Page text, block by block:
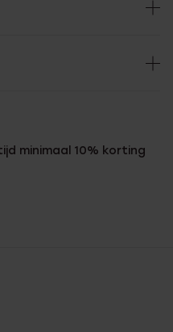
minimaal 10% korting